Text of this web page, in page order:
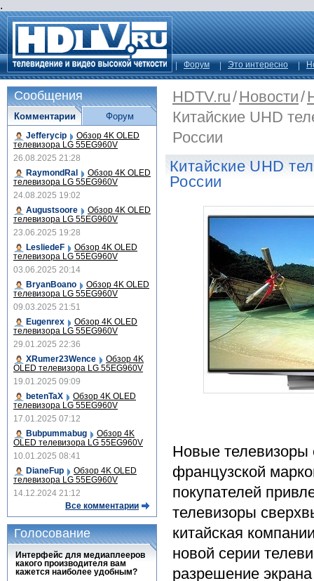
.
Форум Это интересно
HDTV.ru/Новости/
Китайские UHD
России
Китайские UHD
России
Новые телевизоры
французской
покупателей
телевизоры
китайская
новой серии
разрешение
Сообщения
Комментарии
Jefferycip Обзор 4K OLED
телевизора LG 55EG960V
26.08.2025 21:28
RaymondRal
Обзор 4K OLED
телевизора LG 55EG960V
24.08.2025 19:02
Augustsoore
Обзор 4K OLED
телевизора LG 55EG960V
23.06.2025 19:28
LesliedeF
Обзор 4K OLED
телевизора LG 55EG960V
03.06.2025 20:14
BryanBoano
Обзор 4K OLED
телевизора LG 55EG960V
09.03.2025 21:51
Eugenrex
Обзор 4K OLED
телевизора LG 55EG960V
29.01.2025 22:36
XRumer23Wence
Обзор 4K
OLED телевизора LG 55EG960V
19.01.2025 09:09
betenTaX
Обзор 4K OLED
телевизора LG 55EG960V
17.01.2025 07:12
Bubpummabug
Обзор 4K
OLED телевизора LG 55EG960V
10.01.2025 08:41
DianeFup
Обзор 4K OLED
телевизора LG 55EG960V
14.12.2024 21:12
Все комментарии
Форум
Голосование
Интерфейс для медиаплееров
какого производителя вам
кажется наиболее удобным?